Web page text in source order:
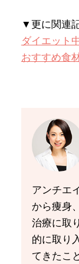
▼更に関連
ダイエット
おすすめ食
アンチエ
から痩身
治療に取
的に取り
てきたこ